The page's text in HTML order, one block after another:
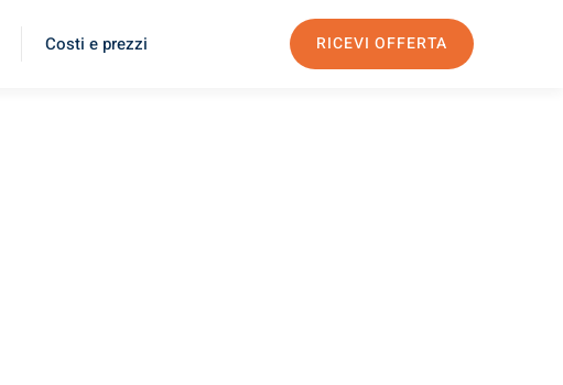
Costi e prezzi RICEVI OFFERTA